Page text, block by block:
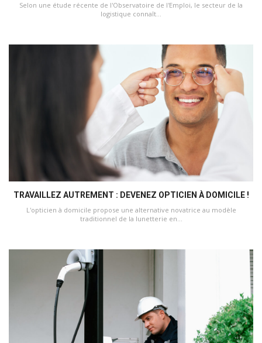
Selon une étude récente de l'Observatoire de l'Emploi, le secteur de la
logistique connaît...
TRAVAILLEZ AUTREMENT : DEVENEZ OPTICIEN À DOMICILE !
L'opticien à domicile propose une alternative novatrice au modèle
traditionnel de la lunetterie en...